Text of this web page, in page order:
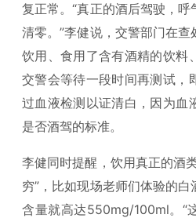
复正常。“真正的酒后驾驶，
清零。”李健说，交警部门在
饮用、食用了含有酒精的饮料
交警会等待一段时间再测试，
过血液检测以证清白，因为血
是否酒驾的标准。
李健同时提醒，饮用真正的酒
穷”，比如现场老师们体验的
含量就高达550mg/100ml。“